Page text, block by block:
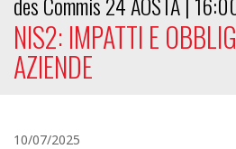
NIS2: IMPATTI E
AZIENDE
10/07/2025